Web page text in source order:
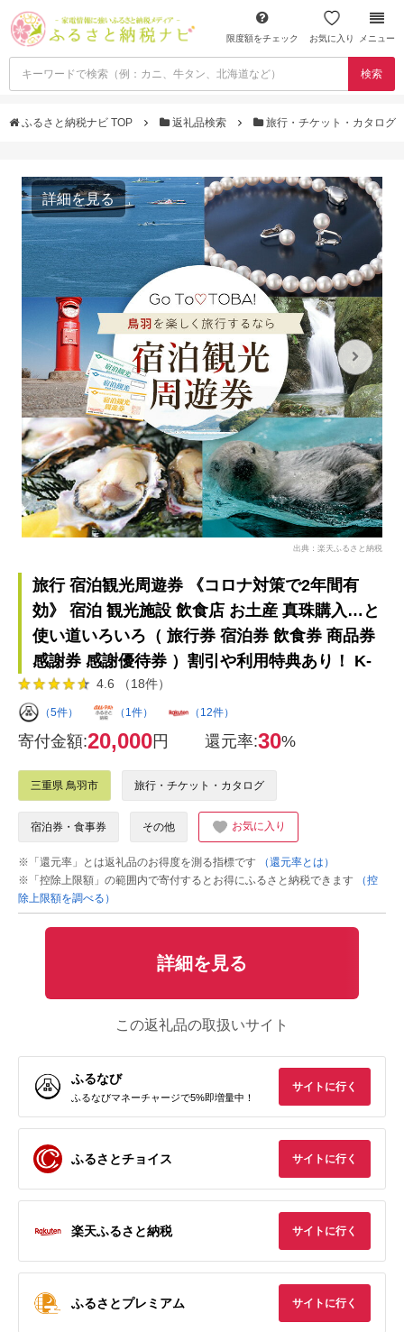
限度額をチェック お気に入り メニュー
検索
ふるさと納税ナビ TOP 返礼品検索 旅行・チケット・カタログ
詳細を見る
出典：楽天ふるさと納税
旅行 宿泊観光周遊券 《コロナ対策で2年間有
効》 宿泊 観光施設 飲食店 お土産 真珠購入…と
使い道いろいろ（ 旅行券 宿泊券 飲食券 商品券
感謝券 感謝優待券 ）割引や利用特典あり！ K-
4.6 （18件）
（5件） （1件） （12件）
寄付金額:20,000円 還元率:30%
三重県 鳥羽市 旅行・チケット・カタログ
宿泊券・食事券 その他 お気に入り
※「還元率」とは返礼品のお得度を測る指標です
（還元率とは）
※「控除上限額」の範囲内で寄付するとお得にふるさと納税できます
（控
除上限額を調べる）
詳細を見る
この返礼品の取扱いサイト
ふるなび
ふるなびマネーチャージで5%即増量中！
サイトに行く
ふるさとチョイス サイトに行く
楽天ふるさと納税 サイトに行く
ふるさとプレミアム サイトに行く